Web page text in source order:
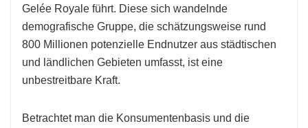
Gelée Royale führt. Diese sich wandelnde
demografische Gruppe, die schätzungsweise rund
800 Millionen potenzielle Endnutzer aus städtischen
und ländlichen Gebieten umfasst, ist eine
unbestreitbare Kraft.
Betrachtet man die Konsumentenbasis und die